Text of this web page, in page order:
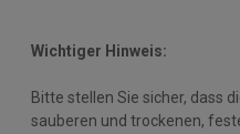
Wichtiger Hinweis:
Bitte stellen Sie sicher, dass
sauberen und trockenen,